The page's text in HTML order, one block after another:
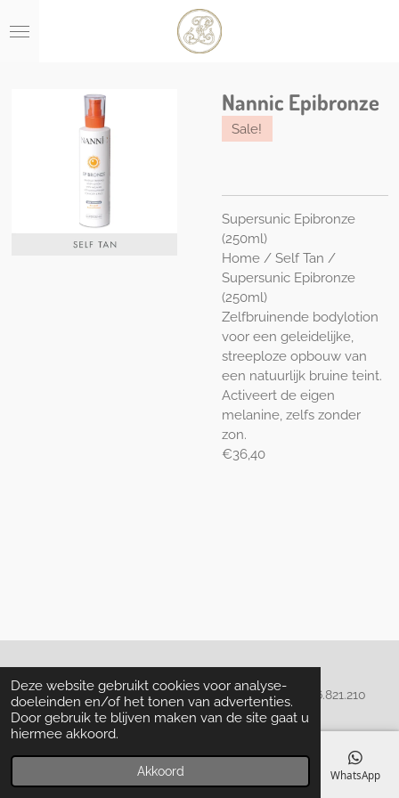
Deze website gebruikt cookies voor analyse-
doeleinden en/of het tonen van advertenties.
Door gebruik te blijven maken van de site gaat u
hiermee akkoord.
Akkoord
direct
hoofdinhoud
Nannic Epibronze
Sale!
Supersunic Epibronze
(250ml)
Home / Self Tan /
Supersunic Epibronze
(250ml)
Zelfbruinende bodylotion
voor een geleidelijke,
streeploze opbouw van
een natuurlijk bruine teint.
Activeert de eigen
melanine, zelfs zonder
zon.
€36,40
© 2020 - 2022 La Perla Skin & Beauty - BTW: BE
0466.821.210
Telefoonnummer WhatsApp